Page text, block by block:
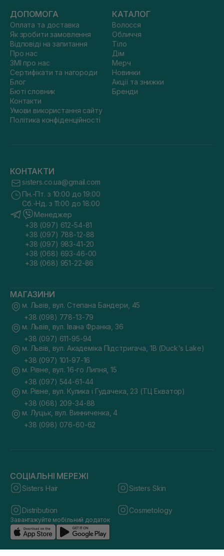
ДОПОМОГА
Оплата та доставка
Як зробити замовлення
Відповіді на запитання
Про нас
ЗМІ про нас
Сертифікати та нагороди
Блог
Бюті словник
Контакти
Умови використання сайту
Політика конфіденційності
КАТАЛОГ
Волосся
Обличчя
Тіло
Дім
Мерч
Новинки
Акції та знижки
Бренди
КОНТАКТИ
sisters.co.ua@gmail.com
Пн.-Пт. з 10:00 до 19:00
Сб.-Нд. з 11:00 до 18:00
Менеджер
+38 (097) 612-54-81
+38 (097) 788-12-88
+38 (097) 983-41-20
+38 (068) 693-46-00
+38 (068) 951-22-86
МАГАЗИНИ
м. Львів, вул. Степана Бандери, 45
+38 (098) 778-13-79
м. Львів, вул. Івана Франка, 36
+38 (097) 611-95-94
м. Львів, вул. Академіка Підстригача, 1В (Duck's Lake)
+38 (097) 101-97-16
м. Рівне, вул. 16-го Липня, 15
+38 (097) 544-61-44
м. Рівне, вул. Кулика і Гудачека, 23 (ТЦ Екватор)
+38 (068) 209-34-88
м. Луцьк, вул. Винниченка, 4
+38 (098) 076-60-62
СОЦІАЛЬНІ МЕРЕЖІ
Sisters Hair Sisters Skin
Distribution Cosmetology
Завантажуйте мобільний додаток